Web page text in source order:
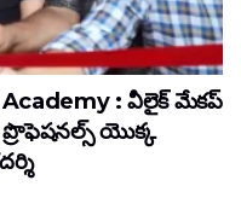
: వీలైక్ మేకప్
యొక్క